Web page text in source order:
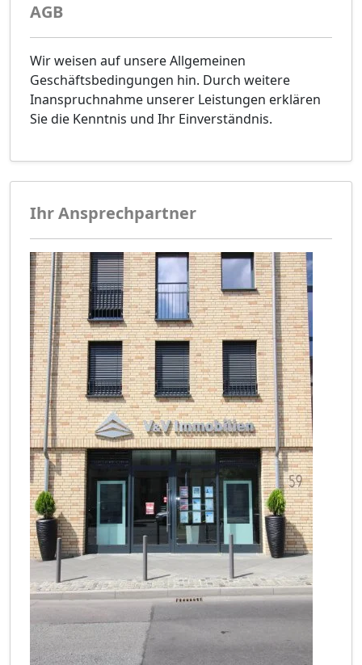
AGB
Wir weisen auf unsere Allgemeinen
Geschäftsbedingungen hin. Durch weitere
Inanspruchnahme unserer Leistungen erklären
Sie die Kenntnis und Ihr Einverständnis.
Ihr Ansprechpartner